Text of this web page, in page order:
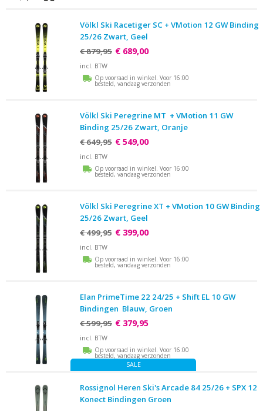
Völkl Ski Racetiger SC + VMotion 12 GW Binding
25/26 Zwart, Geel
€ 879,95 € 689,00
incl. BTW
Op voorraad in winkel. Voor 16:00
besteld, vandaag verzonden
Völkl Ski Peregrine MT + VMotion 11 GW
Binding 25/26 Zwart, Oranje
€ 649,95 € 549,00
incl. BTW
Op voorraad in winkel. Voor 16:00
besteld, vandaag verzonden
Völkl Ski Peregrine XT + VMotion 10 GW Binding
25/26 Zwart, Geel
€ 499,95 € 399,00
incl. BTW
Op voorraad in winkel. Voor 16:00
besteld, vandaag verzonden
Elan PrimeTime 22 24/25 + Shift EL 10 GW
Bindingen Blauw, Groen
€ 599,95 € 379,95
incl. BTW
Op voorraad in winkel. Voor 16:00
besteld, vandaag verzonden
SALE
Rossignol Heren Ski's Arcade 84 25/26 + SPX 12
Konect Bindingen Groen